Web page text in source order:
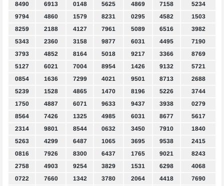
8490
6913 0148 5625 4869 7158
5234
9794
4860 1579 8231 0295 4582
1503
8259
2188 4127 7961 5089 6516
3982
5343
2360 3158 9877 6031 4495
7190
3793
4852 8164 5018 9217 3366
8769
5127
6021 7004 8954 1426 9132
5721
0854
1636 7299 4021 9501 8713
2688
5239
1528 4865 1470 8196 5226
3744
1750
4887 6071 9633 9437 3938
0279
8564
7426 1325 4985 6031 8677
5617
2314
9801 8544 0632 3450 7910
1840
5263
4299 6487 1065 3695 9538
2415
0816
7926 8300 6437 1765 9021
8243
2758
4903 9254 3829 1531 6298
4068
0722
7660 1342 3780 2064 4418
7690